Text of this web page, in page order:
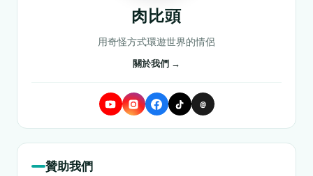
肉比頭
用奇怪方式環遊世界的情侶
關於我們 →
@
贊助我們